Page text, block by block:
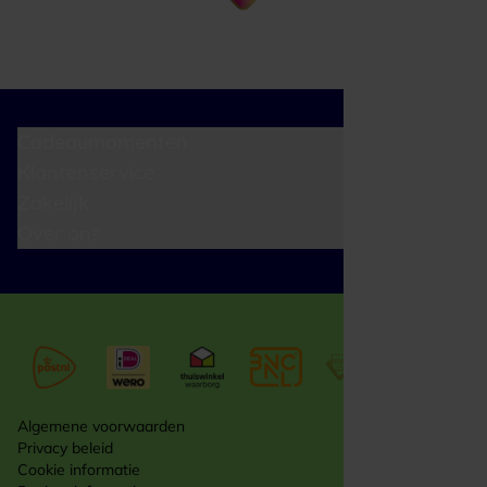
Algemene voorwaarden
Privacy beleid
Cookie informatie